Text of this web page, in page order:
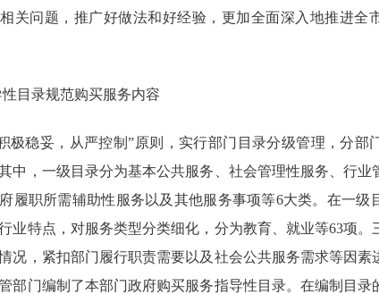
关问题，推广好做法和好经验，更加全面深入地推进全
性目录规范购买服务内容
极稳妥，从严控制”原则，实行部门目录分级管理，分部
中，一级目录分为基本公共服务、社会管理性服务、行业
履职所需辅助性服务以及其他服务事项等6大类。在一级
业特点，对服务类型分类细化，分为教育、就业等63项。
况，紧扣部门履行职责需要以及社会公共服务需求等因素
部门编制了本部门政府购买服务指导性目录。在编制目录